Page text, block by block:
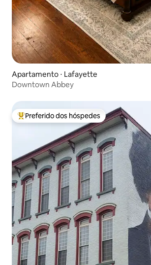
Apartamento ⋅ Lafayette
Downtown Abbey
Entre os melhores preferidos dos hóspedes
Preferido dos hóspedes